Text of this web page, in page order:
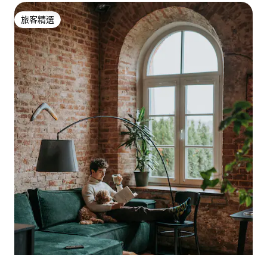
旅客精選
旅客精選